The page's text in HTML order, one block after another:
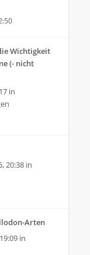
Wichtigkeit
(- nicht
in
20:38 in
Arten
in